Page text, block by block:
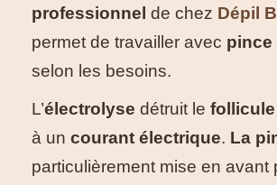
professionnel de chez Dépil
permet de travailler avec pince
selon les besoins.
L’électrolyse détruit le
à un courant électrique. La
particulièrement mise en avant